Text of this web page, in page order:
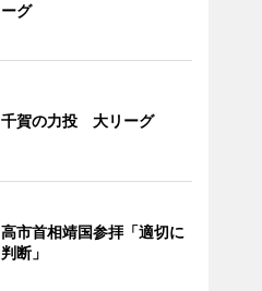
ーグ
千賀の力投 大リーグ
高市首相靖国参拝「適切に
判断」